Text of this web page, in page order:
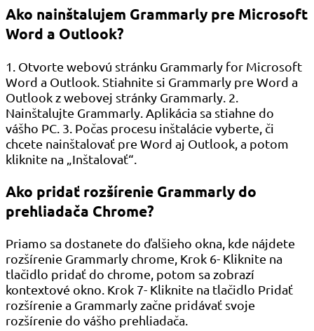
Ako nainštalujem Grammarly pre Microsoft
Word a Outlook?
1. Otvorte webovú stránku Grammarly for Microsoft
Word a Outlook. Stiahnite si Grammarly pre Word a
Outlook z webovej stránky Grammarly. 2.
Nainštalujte Grammarly. Aplikácia sa stiahne do
vášho PC. 3. Počas procesu inštalácie vyberte, či
chcete nainštalovať pre Word aj Outlook, a potom
kliknite na „Inštalovať“.
Ako pridať rozšírenie Grammarly do
prehliadača Chrome?
Priamo sa dostanete do ďalšieho okna, kde nájdete
rozšírenie Grammarly chrome, Krok 6- Kliknite na
tlačidlo pridať do chrome, potom sa zobrazí
kontextové okno. Krok 7- Kliknite na tlačidlo Pridať
rozšírenie a Grammarly začne pridávať svoje
rozšírenie do vášho prehliadača.